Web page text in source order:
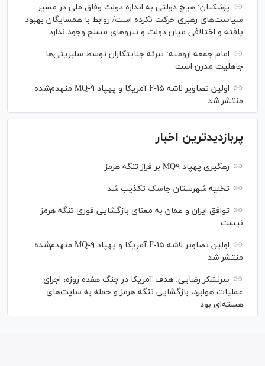
پزشکیان: هیچ دولتی به اندازه دولت وفاق ملی در مسیر
سیاست‌های رهبری حرکت نکرده است/ روابط با همسایگان بهبود
یافته و اختلافی میان دولت و نیروهای مسلح وجود ندارد
امام جمعه ارومیه: تبرئه جنایتکاران توسط سلبریتی‌ها
جاهلیت مدرن است
اولین تصاویر لاشه F-۱۵ آمریکا و پهپاد MQ-۹ منهدم‌شده
منتشر شد
پربازدیدترین اخبار
رهگیری پهپاد MQ۹ بر فراز تنگه هرمز
تخلیه شهرستان جاسک تکذیب شد
توافق ایران و عمان به معنای بازگشایی فوری تنگه هرمز
نیست
اولین تصاویر لاشه F-۱۵ آمریکا و پهپاد MQ-۹ منهدم‌شده
منتشر شد
سرلشکر رضایی: هدف آمریکا در جنگ هفده روزه، اجرای
عملیات هوابرد، بازگشایی تنگه هرمز و حمله به سایت‌های
هسته‌ای بود